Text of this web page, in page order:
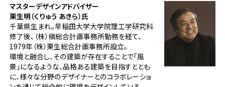
マスターデザインアドバイザー
栗生明（くりゅう あきら）氏
千葉県生まれ。早稲田大学大学院理工学研究科
修了後、（株）槇総合計画事務所勤務を経て、
1979年（株）栗生総合計画事務所設立。
環境と融合し、その建築が存在することで「風
景」になるような、品格ある建築を目指すととも
に、様々な分野のデザイナーとのコラボレーショ